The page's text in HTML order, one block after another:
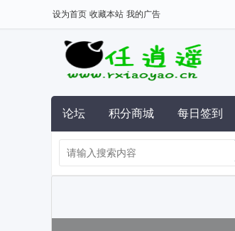
设为首页 收藏本站 我的广告
论坛 积分商城 每日签到